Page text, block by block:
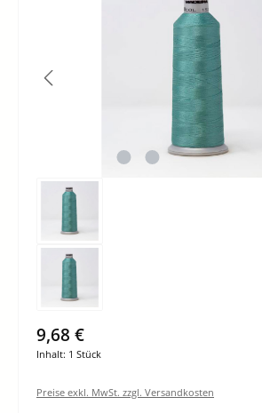
9,68 €
Inhalt: 1 Stück
Preise exkl. MwSt. zzgl. Versandkosten